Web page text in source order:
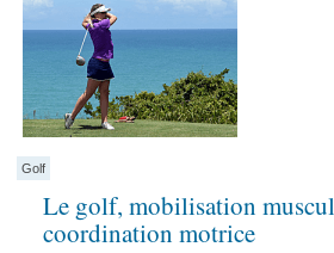
Golf
Le golf, mobilisation
coordination motrice